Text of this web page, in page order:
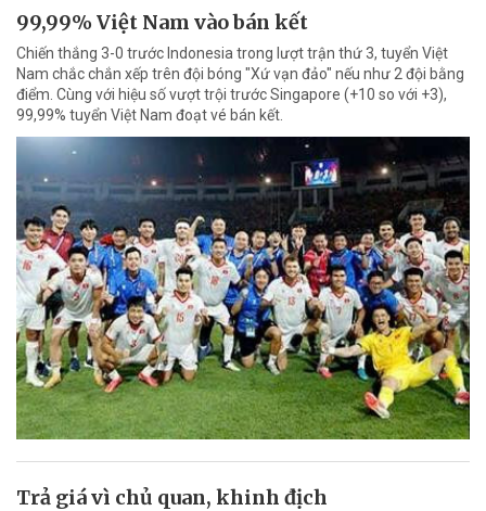
99,99% Việt Nam vào bán kết
Chiến thắng 3-0 trước Indonesia trong lượt trận thứ 3, tuyển Việt
Nam chắc chắn xếp trên đội bóng "Xứ vạn đảo" nếu như 2 đội bằng
điểm. Cùng với hiệu số vượt trội trước Singapore (+10 so với +3),
99,99% tuyển Việt Nam đoạt vé bán kết.
Trả giá vì chủ quan, khinh địch